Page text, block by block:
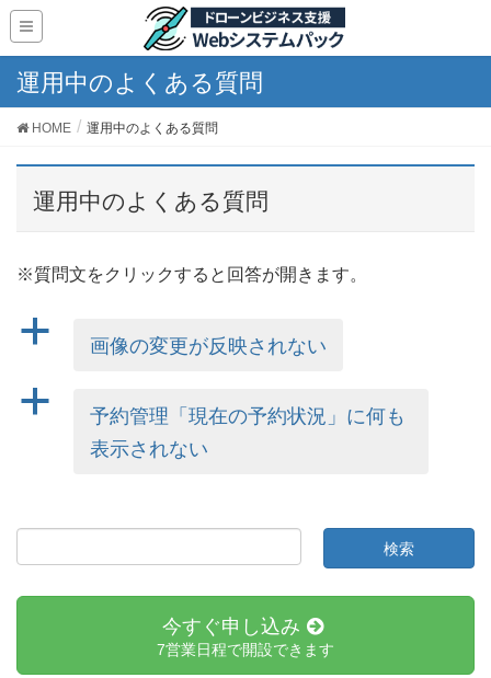
運用中のよくある質問
HOME 運用中のよくある質問
運用中のよくある質問
※質問文をクリックすると回答が開きます。
a 画像の変更が反映されない
a
予約管理「現在の予約状況」に何も
表示されない
今すぐ申し込み
7営業日程で開設できます